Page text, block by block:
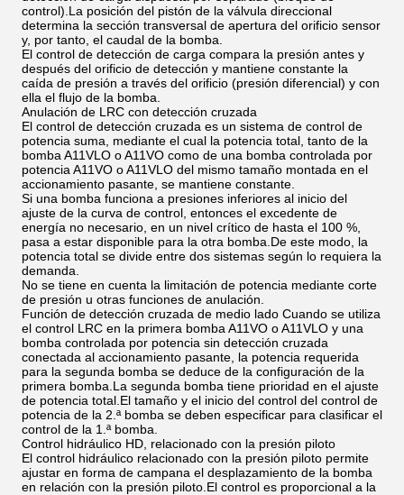
control).La posición del pistón de la válvula direccional
determina la sección transversal de apertura del orificio sensor
y, por tanto, el caudal de la bomba.
El control de detección de carga compara la presión antes y
después del orificio de detección y mantiene constante la
caída de presión a través del orificio (presión diferencial) y con
ella el flujo de la bomba.
Anulación de LRC con detección cruzada
El control de detección cruzada es un sistema de control de
potencia suma, mediante el cual la potencia total, tanto de la
bomba A11VLO o A11VO como de una bomba controlada por
potencia A11VO o A11VLO del mismo tamaño montada en el
accionamiento pasante, se mantiene constante.
Si una bomba funciona a presiones inferiores al inicio del
ajuste de la curva de control, entonces el excedente de
energía no necesario, en un nivel crítico de hasta el 100 %,
pasa a estar disponible para la otra bomba.De este modo, la
potencia total se divide entre dos sistemas según lo requiera la
demanda.
No se tiene en cuenta la limitación de potencia mediante corte
de presión u otras funciones de anulación.
Función de detección cruzada de medio lado Cuando se utiliza
el control LRC en la primera bomba A11VO o A11VLO y una
bomba controlada por potencia sin detección cruzada
conectada al accionamiento pasante, la potencia requerida
para la segunda bomba se deduce de la configuración de la
primera bomba.La segunda bomba tiene prioridad en el ajuste
de potencia total.El tamaño y el inicio del control del control de
potencia de la 2.ª bomba se deben especificar para clasificar el
control de la 1.ª bomba.
Control hidráulico HD, relacionado con la presión piloto
El control hidráulico relacionado con la presión piloto permite
ajustar en forma de campana el desplazamiento de la bomba
en relación con la presión piloto.El control es proporcional a la